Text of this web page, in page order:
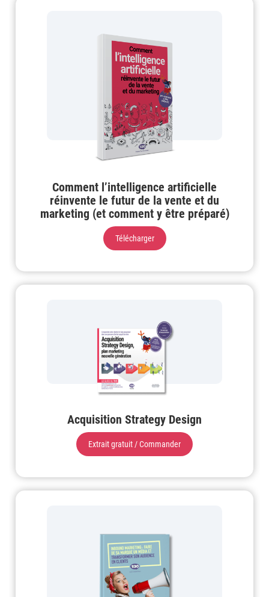
Comment l’intelligence artificielle
réinvente le futur de la vente et du
marketing (et comment y être préparé)
Télécharger
Acquisition Strategy Design
Extrait gratuit / Commander